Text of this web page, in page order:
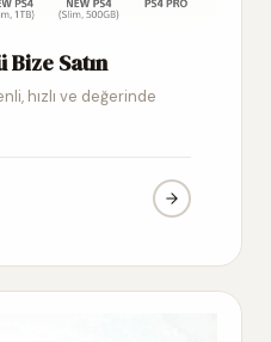
Bize Satın
hızlı ve değerinde